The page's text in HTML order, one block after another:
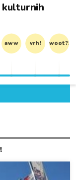
kulturnih
aww vrh! woot?!